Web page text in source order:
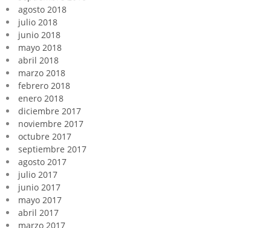
agosto 2018
julio 2018
junio 2018
mayo 2018
abril 2018
marzo 2018
febrero 2018
enero 2018
diciembre 2017
noviembre 2017
octubre 2017
septiembre 2017
agosto 2017
julio 2017
junio 2017
mayo 2017
abril 2017
marzo 2017